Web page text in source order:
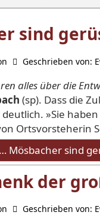
sind
Geschrieben von:
alles über die
(sp). Dass die
»Sie
Ortsvorsteherin
Mösbacher sind
der
Geschrieben von: